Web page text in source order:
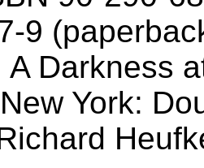
9
A Darkness
York: